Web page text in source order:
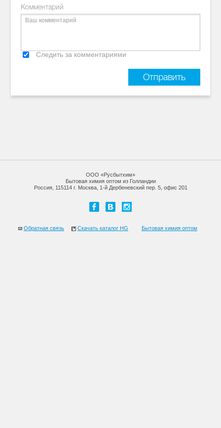
Комментарий
Следить за комментариями
ООО «Русбытхим»
Бытовая химия оптом из Голландии
Россия, 115114 г. Москва, 1-й Дербеневский пер. 5, офис 201
Обратная связь Скачать каталог HG Бытовая химия оптом